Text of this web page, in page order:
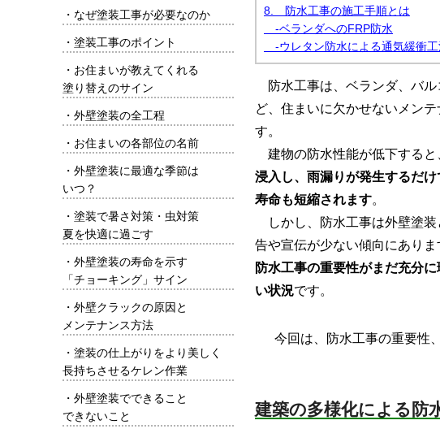
・ なぜ塗装工事が必要なのか
・ 塗装工事のポイント
・ お住まいが教えてくれる
塗り替えのサイン
・ 外壁塗装の全工程
・ お住まいの各部位の名前
・ 外壁塗装に最適な季節は
いつ？
・ 塗装で暑さ対策・虫対策
夏を快適に過ごす
・ 外壁塗装の寿命を示す
「チョーキング」サイン
・ 外壁クラックの原因と
メンテナンス方法
・ 塗装の仕上がりをより美しく
長持ちさせるケレン作業
・ 外壁塗装でできること
できないこと
8. 防水工事の施工手順とは
-ベランダへのFRP防水
-ウレタン防水による通気緩衝
防水工事は、ベランダ、バ
ど、住まいに欠かせないメン
す。
建物の防水性能が低下すると
浸入し、雨漏りが発生するだ
寿命も短縮されます。
しかし、防水工事は外壁塗装
告や宣伝が少ない傾向にありま
防水工事の重要性がまだ充分
い状況です。
今回は、防水工事の重要性
建築の多様化による防